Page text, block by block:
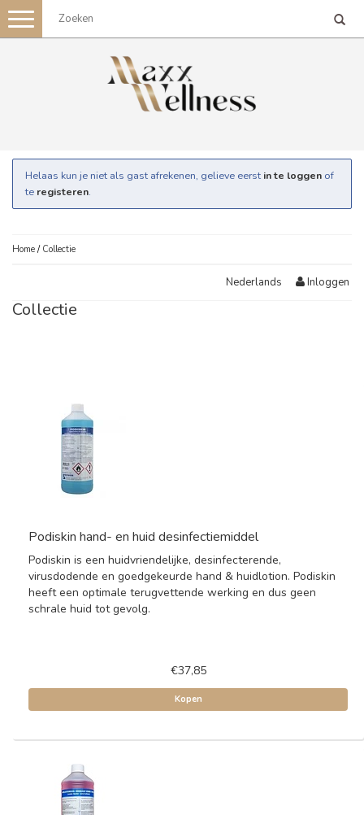
Toggle
navigation
Helaas kun je niet als gast afrekenen, gelieve eerst in te loggen of
te registeren.
Home / Collectie
Nederlands Inloggen
Collectie
Podiskin hand- en huid desinfectiemiddel
Podiskin is een huidvriendelijke, desinfecterende,
virusdodende en goedgekeurde hand & huidlotion. Podiskin
heeft een optimale terugvettende werking en dus geen
schrale huid tot gevolg.
€37,85
Kopen